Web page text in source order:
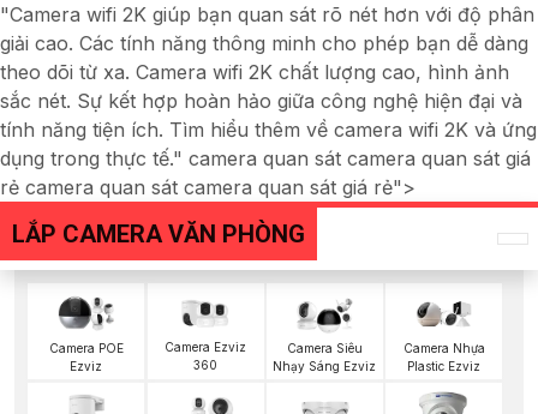
"Camera wifi 2K giúp bạn quan sát rõ nét hơn với độ phân
giải cao. Các tính năng thông minh cho phép bạn dễ dàng
theo dõi từ xa. Camera wifi 2K chất lượng cao, hình ảnh
sắc nét. Sự kết hợp hoàn hảo giữa công nghệ hiện đại và
tính năng tiện ích. Tìm hiểu thêm về camera wifi 2K và ứng
dụng trong thực tế." camera quan sát camera quan sát giá
rẻ camera quan sát camera quan sát giá rẻ">
LẮP CAMERA VĂN PHÒNG
Camera POE
Ezviz
Camera Ezviz
360
Camera Siêu
Nhạy Sáng Ezviz
Camera Nhựa
Plastic Ezviz